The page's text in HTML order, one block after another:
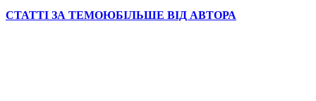
СТАТТІ ЗА ТЕМОЮБІЛЬШЕ ВІД АВТОРА